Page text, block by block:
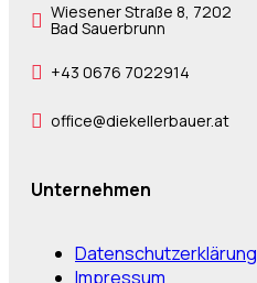
Wiesener Straße 8, 7202
Bad Sauerbrunn
+43 0676 7022914
office@diekellerbauer.at
Unternehmen
Datenschutzerklärung
Impressum